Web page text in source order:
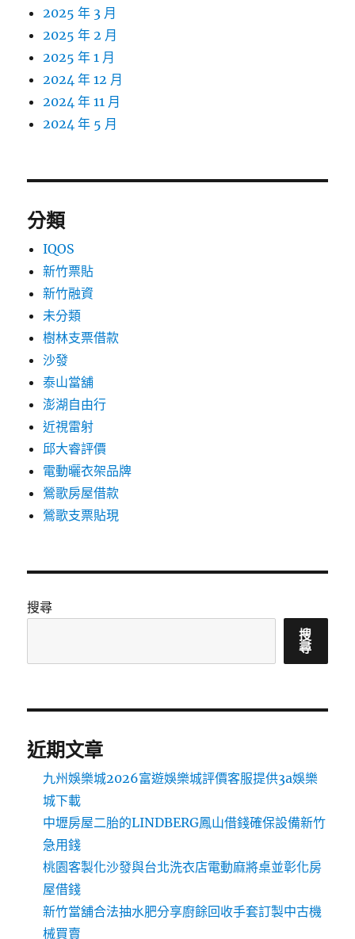
2025 年 3 月
2025 年 2 月
2025 年 1 月
2024 年 12 月
2024 年 11 月
2024 年 5 月
分類
IQOS
新竹票貼
新竹融資
未分類
樹林支票借款
沙發
泰山當舖
澎湖自由行
近視雷射
邱大睿評價
電動曬衣架品牌
鶯歌房屋借款
鶯歌支票貼現
搜尋
搜
尋
近期文章
九州娛樂城2026富遊娛樂城評價客服提供3a娛樂
城下載
中壢房屋二胎的LINDBERG鳳山借錢確保設備新竹
急用錢
桃園客製化沙發與台北洗衣店電動麻將桌並彰化房
屋借錢
新竹當舖合法抽水肥分享廚餘回收手套訂製中古機
械買賣